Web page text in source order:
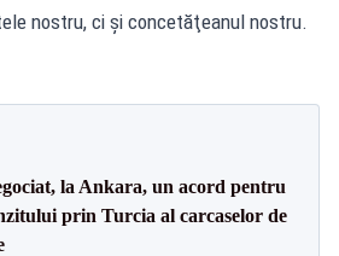
nostru, ci şi concetăţeanul nostru.
la Ankara, un acord pentru
prin Turcia al carcaselor de